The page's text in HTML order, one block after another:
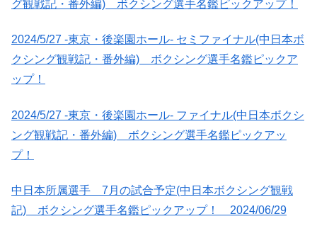
グ観戦記・番外編) ボクシング選手名鑑ピックアップ！
2024/5/27 -東京・後楽園ホール- セミファイナル(中日本ボ
クシング観戦記・番外編) ボクシング選手名鑑ピックア
ップ！
2024/5/27 -東京・後楽園ホール- ファイナル(中日本ボクシ
ング観戦記・番外編) ボクシング選手名鑑ピックアッ
プ！
中日本所属選手 7月の試合予定(中日本ボクシング観戦
記) ボクシング選手名鑑ピックアップ！ 2024/06/29